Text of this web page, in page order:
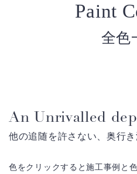
Paint
全色
An Unrivalled
他の追随を許さない、奥行
色をクリックすると施工事例と